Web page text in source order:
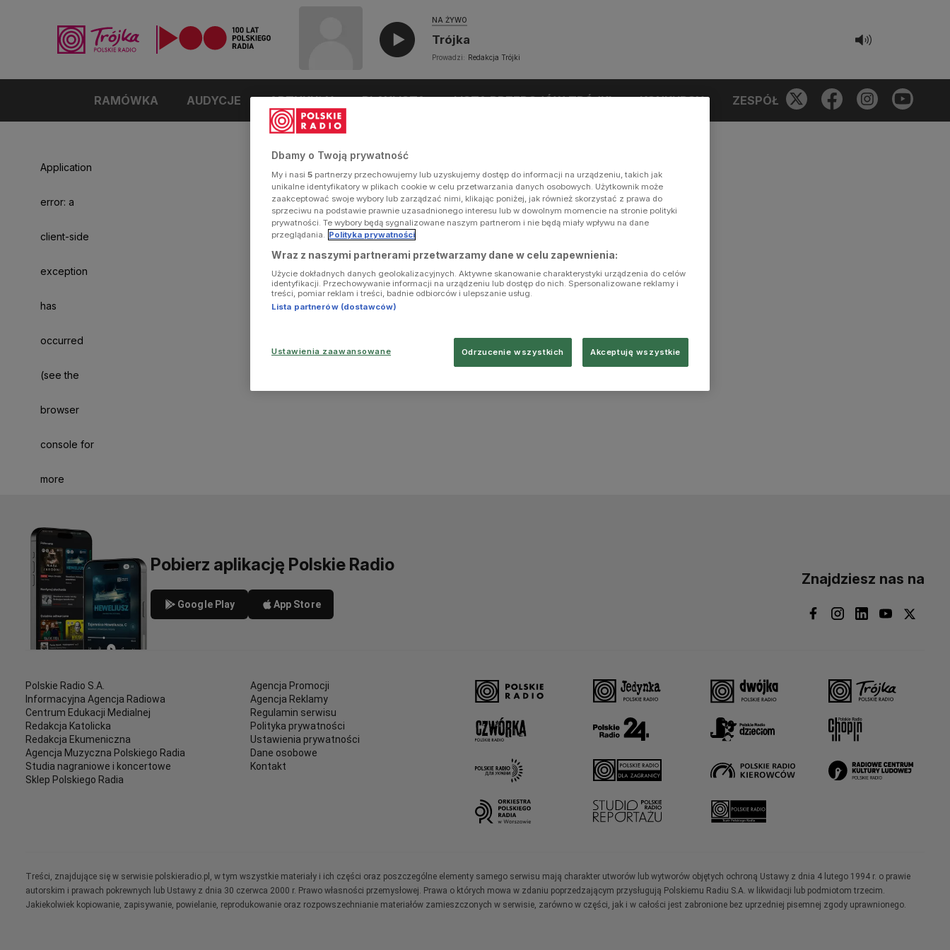
NA ŻYWO
Trójka
Prowadzi: Redakcja Trójki
RAMÓWKA AUDYCJE ARTYKUŁY PLAYLISTA LISTA PRZEBOJÓW TRÓJKI KONKURSY ZESPÓŁ
Application
error: a
client-side
exception
has
occurred
(see the
browser
console for
more
Pobierz aplikację Polskie Radio
Google Play App Store
Znajdziesz nas na
Polskie Radio S.A.
Informacyjna Agencja Radiowa
Centrum Edukacji Medialnej
Redakcja Katolicka
Redakcja Ekumeniczna
Agencja Muzyczna Polskiego Radia
Studia nagraniowe i koncertowe
Sklep Polskiego Radia
Agencja Promocji
Agencja Reklamy
Regulamin serwisu
Polityka prywatności
Ustawienia prywatności
Dane osobowe
Kontakt
Treści, znajdujące się w serwisie polskieradio.pl, w tym wszystkie materiały i ich części oraz poszczególne elementy samego serwisu mają charakter utworów lub wytworów objętych ochroną Ustawy z dnia 4 lutego 1994 r. o prawie
autorskim i prawach pokrewnych lub Ustawy z dnia 30 czerwca 2000 r. Prawo własności przemysłowej. Prawa o których mowa w zdaniu poprzedzającym przysługują Polskiemu Radiu S.A. w likwidacji lub podmiotom trzecim.
Jakiekolwiek kopiowanie, zapisywanie, powielanie, reprodukowanie oraz rozpowszechnianie materiałów zamieszczonych w serwisie, zarówno w części, jak i w całości jest zabronione bez uprzedniej pisemnej zgody uprawnionego.
Dbamy o Twoją prywatność
My i nasi 5 partnerzy przechowujemy lub uzyskujemy dostęp do informacji na urządzeniu, takich jak
unikalne identyfikatory w plikach cookie w celu przetwarzania danych osobowych. Użytkownik może
zaakceptować swoje wybory lub zarządzać nimi, klikając poniżej, jak również skorzystać z prawa do
sprzeciwu na podstawie prawnie uzasadnionego interesu lub w dowolnym momencie na stronie polityki
prywatności. Te wybory będą sygnalizowane naszym partnerom i nie będą miały wpływu na dane
przeglądania. Polityka prywatności
Wraz z naszymi partnerami przetwarzamy dane w celu zapewnienia:
Użycie dokładnych danych geolokalizacyjnych. Aktywne skanowanie charakterystyki urządzenia do celów
identyfikacji. Przechowywanie informacji na urządzeniu lub dostęp do nich. Spersonalizowane reklamy i
treści, pomiar reklam i treści, badnie odbiorców i ulepszanie usług.
Lista partnerów (dostawców)
Ustawienia zaawansowane Odrzucenie wszystkich Akceptuję wszystkie